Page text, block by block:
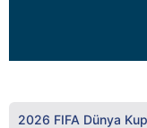
2026 FIFA Dünya